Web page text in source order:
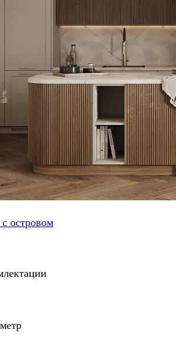
островом